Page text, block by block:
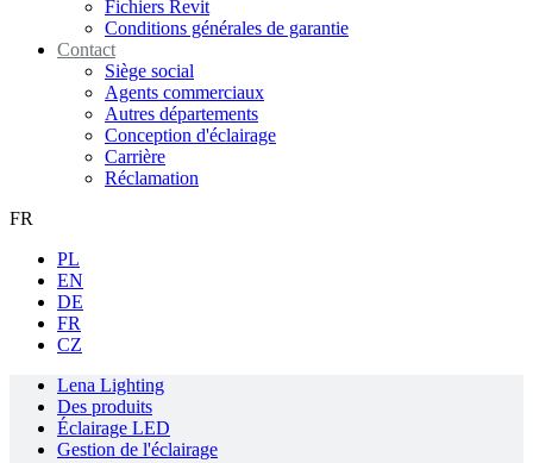
Fichiers Revit
Conditions générales de garantie
Contact
Siège social
Agents commerciaux
Autres départements
Conception d'éclairage
Carrière
Réclamation
FR
PL
EN
DE
FR
CZ
Lena Lighting
Des produits
Éclairage LED
Gestion de l'éclairage